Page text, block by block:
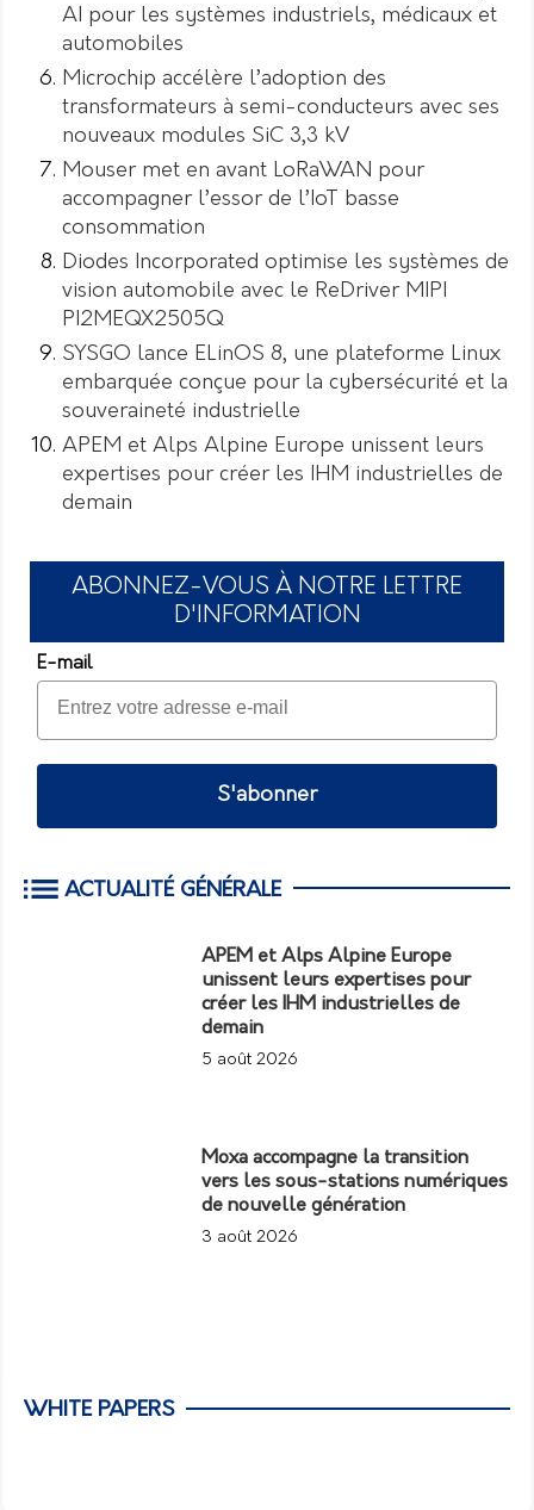
AI pour les systèmes industriels, médicaux et
automobiles
Microchip accélère l’adoption des
transformateurs à semi-conducteurs avec ses
nouveaux modules SiC 3,3 kV
Mouser met en avant LoRaWAN pour
accompagner l’essor de l’IoT basse
consommation
Diodes Incorporated optimise les systèmes de
vision automobile avec le ReDriver MIPI
PI2MEQX2505Q
SYSGO lance ELinOS 8, une plateforme Linux
embarquée conçue pour la cybersécurité et la
souveraineté industrielle
APEM et Alps Alpine Europe unissent leurs
expertises pour créer les IHM industrielles de
demain
ABONNEZ-VOUS À NOTRE LETTRE
D'INFORMATION
E-mail
S'abonner
ACTUALITÉ GÉNÉRALE
APEM et Alps Alpine Europe
unissent leurs expertises pour
créer les IHM industrielles de
demain
5 août 2026
Moxa accompagne la transition
vers les sous-stations numériques
de nouvelle génération
3 août 2026
WHITE PAPERS